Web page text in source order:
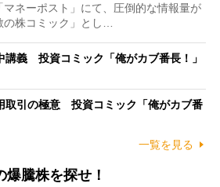
ネーポスト」にて、圧倒的な情報量が
株コミック」とし…
講義 投資コミック「俺がカブ番長！」
取引の極意 投資コミック「俺がカブ番
一覧を見る
爆騰株を探せ！